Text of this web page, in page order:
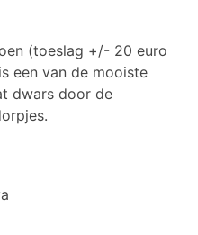
(toeslag +/- 20 euro
een van de mooiste
dwars door de